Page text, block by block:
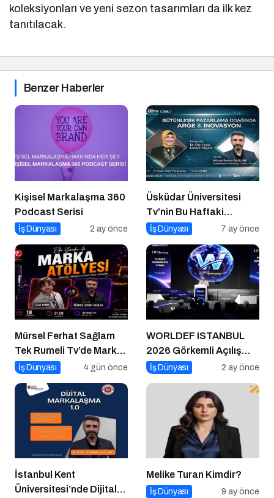
koleksiyonları ve yeni sezon tasarımları da ilk kez
tanıtılacak.
Benzer Haberler
Kişisel Markalaşma 360
Podcast Serisi
İş Dünyası 2 ay önce
Üsküdar Üniversitesi
Tv’nin Bu Haftaki
Konuğu Mürsel Ferhat
İş Dünyası 7 ay önce
Mürsel Ferhat Sağlam
Tek Rumeli Tv’de Marka
Atölyesi Programına
İş Dünyası 4 gün önce
WORLDEF ISTANBUL
2026 Görkemli Açılış
Töreniyle Başladı
İş Dünyası 2 ay önce
İstanbul Kent
Üniversitesi’nde Dijital
Melike Turan Kimdir?
İş Dünyası 9 ay önce